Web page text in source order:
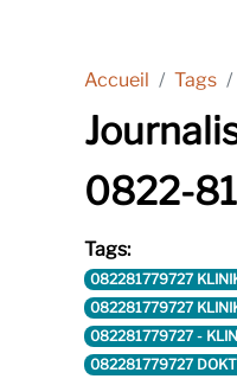
Accueil Tags
0822-
Tags:
082281779727
082281779727
082281779727 -
082281779727